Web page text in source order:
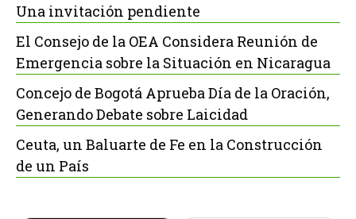
Una invitación pendiente
El Consejo de la OEA Considera Reunión de
Emergencia sobre la Situación en Nicaragua
Concejo de Bogotá Aprueba Día de la Oración,
Generando Debate sobre Laicidad
Ceuta, un Baluarte de Fe en la Construcción
de un País